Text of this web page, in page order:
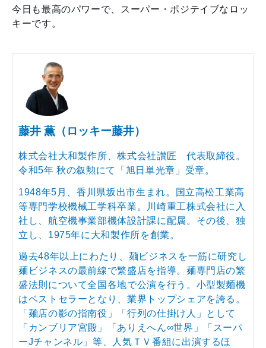
今日も最高のパワーで、スーパー・ポジテイブなロッ
キーです。
藤井 薫（ロッキー藤井）
株式会社大和製作所、株式会社讃匠 代表取締役。
令和5年 秋の叙勲にて「旭日単光章」受章。
1948年5月、香川県坂出市生まれ。国立高松工業高
等専門学校機械工学科卒業。川崎重工株式会社に入
社し、航空機事業部機体設計課に配属。その後、独
立し、1975年に大和製作所を創業。
過去48年以上にわたり、麺ビジネスを一筋に研究し
麺ビジネスの最前線で繁盛店を指導。麺専門店の繁
盛法則について全国各地で公演を行う。小型製麺機
はベストセラーとなり、業界トップシェアを誇る。
「麺店の影の指南役」「行列の仕掛け人」として
「カンブリア宮殿」「ありえへん∞世界」「スーパ
ーJチャンネル」等、人気ＴＶ番組に出演するほ